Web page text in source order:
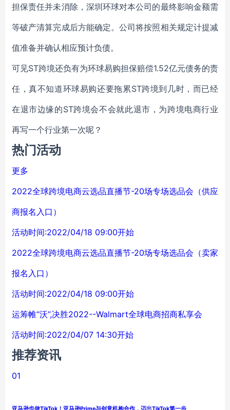
担保责任并未消除，深圳环球对本公司的最终影响金额需
等破产清算完成后方能确定。公司将按照相关规定计提减
值准备并确认相应预计负债。
可见ST跨境还负有为环球易购担保赔偿1.52亿元债务的责
任，真不知道环球易购还要拖累ST跨境到几时，而已经
在退市边缘的ST跨境会不会就此退市，为跨境电商行业
再写一个行业第一次呢？
热门活动
更多
2022全球跨境电商云选品直播节-20场专场选品会（供应
商报名入口）
活动时间:2022/04/18 09:00开始
2022全球跨境电商云选品直播节-20场专场选品会（卖家
报名入口）
活动时间:2022/04/18 09:00开始
运筹帷“沃”,决胜2022--Walmart全球电商招商私享会
活动时间:2022/04/07 14:30开始
推荐资讯
01